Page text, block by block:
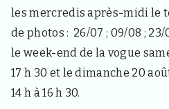
i
t
e
u
r
s
e
t
les mercredis après-midi le
de photos : 26/07 ; 09/08 ; 23/
le week-end de la vogue
17 h 30 et le dimanche 20
14 h à 16 h 30.